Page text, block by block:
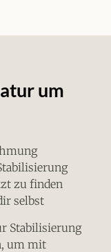
um
zu finden
selbst
Stabilisierung
um mit